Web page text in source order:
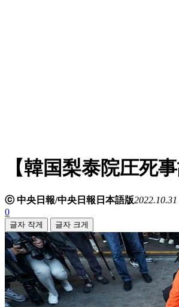
【韓国梨泰院圧死
ⓒ 中央日報/中央日報日本語版
0
글자 작게 글자 크게